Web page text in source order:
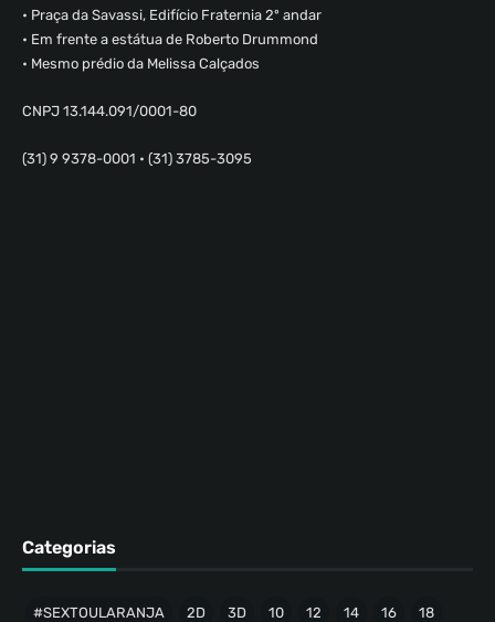
• Praça da Savassi, Edifício Fraternia 2º andar
• Em frente a estátua de Roberto Drummond
• Mesmo prédio da Melissa Calçados
CNPJ 13.144.091/0001-80
(31) 9 9378-0001 • (31) 3785-3095
Categorias
#SEXTOULARANJA 2D 3D 10 12 14 16 18